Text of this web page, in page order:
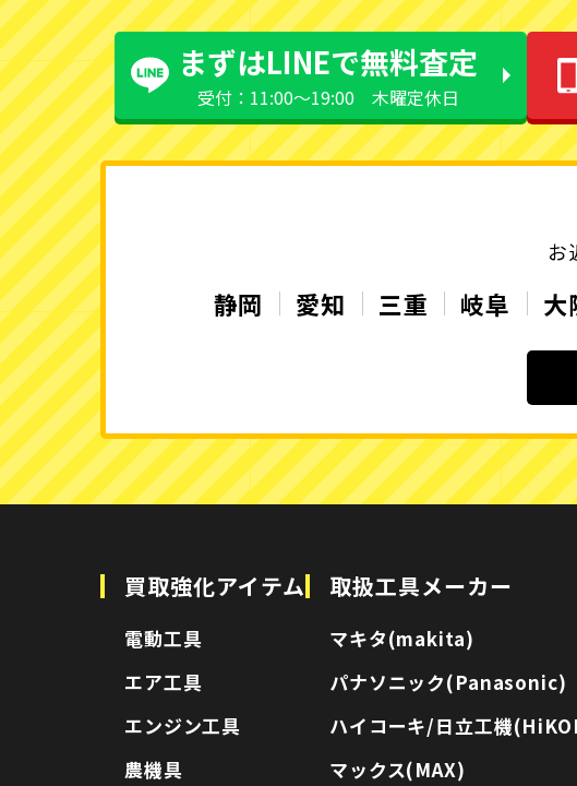
まずはLINEで無料査定
受付：11:00〜19:00 木曜定休日
お
静岡 愛知 三重 岐阜 大
買取強化アイテム
電動工具
エア工具
エンジン工具
農機具
取扱工具メーカー
マキタ(makita)
パナソニック(Panasonic)
ハイコーキ/日立工機
マックス(MAX)